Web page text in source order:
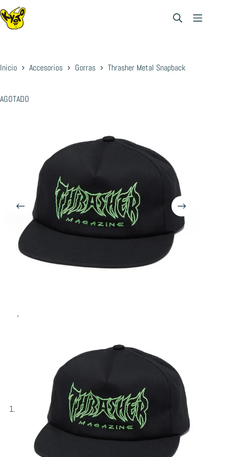
Saltar
al
contenido
Inicio Accesorios Gorras Thrasher Metal Snapback
AGOTADO